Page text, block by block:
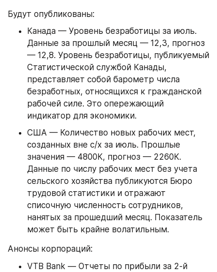
Будут опубликованы:
Канада — Уровень безработицы за июль.
Данные за прошлый месяц — 12,3, прогноз
— 12,8. Уровень безработицы, публикуемый
Статистической службой Канады,
представляет собой барометр числа
безработных, относящихся к гражданской
рабочей силе. Это опережающий
индикатор для экономики.
США — Количество новых рабочих мест,
созданных вне с/х за июль. Прошлые
значения — 4800К, прогноз — 2260К.
Данные по числу рабочих мест без учета
сельского хозяйства публикуются Бюро
трудовой статистики и отражают
списочную численность сотрудников,
нанятых за прошедший месяц. Показатель
может быть крайне волатильным.
Анонсы корпораций:
VTB Bank — Отчеты по прибыли за 2-й